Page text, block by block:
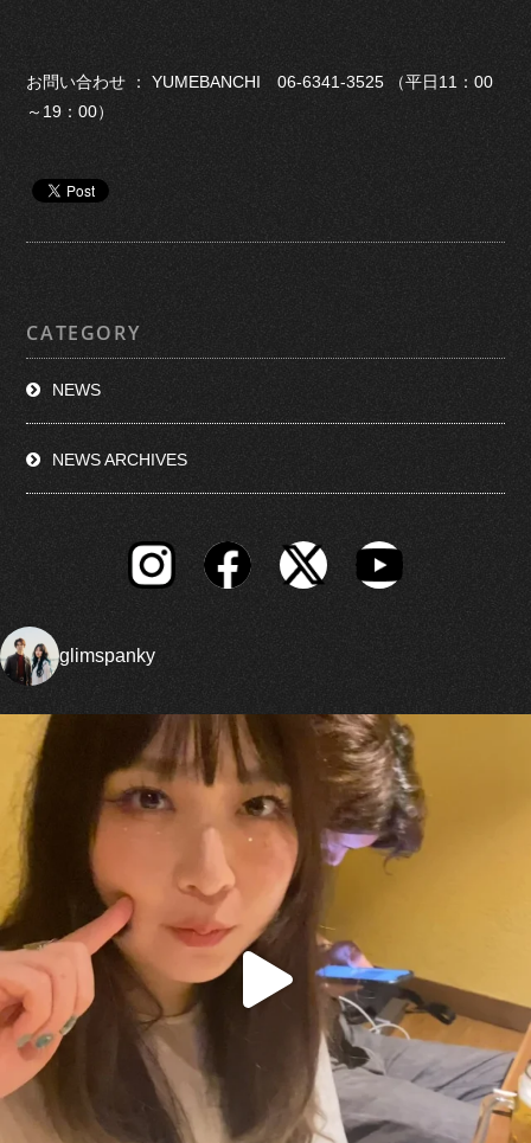
お問い合わせ ： YUMEBANCHI 06-6341-3525 （平日11：00
～19：00）
CATEGORY
NEWS
NEWS ARCHIVES
glimspanky